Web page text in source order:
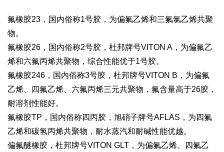
氟橡胶23，国内俗称1号胶，为偏氟乙烯和三氟氯乙烯共聚
物。
氟橡胶26，国内俗称2号胶，杜邦牌号VITON A，为偏氟乙
烯和六氟丙烯共聚物，综合性能优于1号胶。
氟橡胶246，国内俗称3号胶，杜邦牌号VITON B，为偏氟
乙烯、四氟乙烯、六氟丙烯三元共聚物，氟含量高于26胶，
耐溶剂性能好。
氟橡胶TP，国内俗称四丙胶，旭硝子牌号AFLAS，为四氟
乙烯和碳氢丙烯共聚物，耐水蒸汽和耐碱性能优越。
偏氟醚橡胶，杜邦牌号VITON GLT，为偏氟乙烯、四氟乙